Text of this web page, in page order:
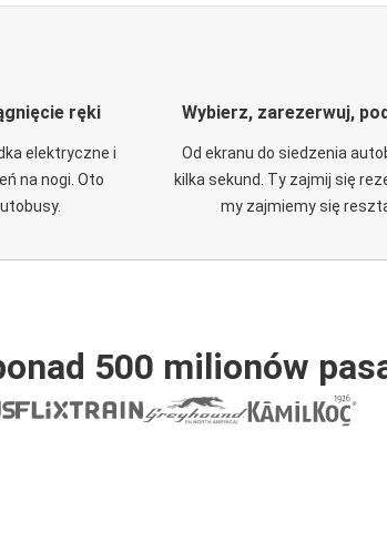
ręki
elektryczne i
na nogi. Oto
Wybierz, zarezerwuj,
Od ekranu do siedzenia
kilka sekund. Ty zajmij się
my zajmiemy się
500 milionów